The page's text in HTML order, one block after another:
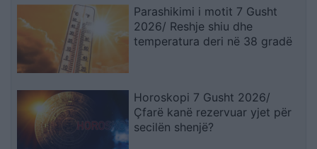
Parashikimi i motit 7 Gusht
2026/ Reshje shiu dhe
temperatura deri në 38 gradë
Horoskopi 7 Gusht 2026/
Çfarë kanë rezervuar yjet për
secilën shenjë?